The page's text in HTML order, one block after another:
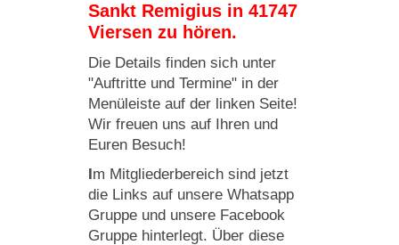
Sankt Remigius in 41747
Viersen zu hören.
Die Details finden sich unter
"Auftritte und Termine" in der
Menüleiste auf der linken Seite!
Wir freuen uns auf Ihren und
Euren Besuch!
Im Mitgliederbereich sind jetzt
die Links auf unsere Whatsapp
Gruppe und unsere Facebook
Gruppe hinterlegt. Über diese